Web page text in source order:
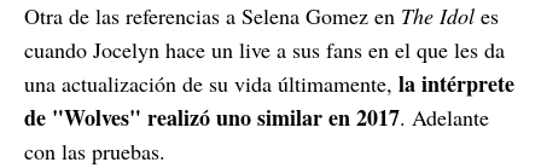
Otra de las referencias a Selena Gomez en The Idol es
cuando Jocelyn hace un live a sus fans en el que les da
una actualización de su vida últimamente, la intérprete
de "Wolves" realizó uno similar en 2017. Adelante
con las pruebas.